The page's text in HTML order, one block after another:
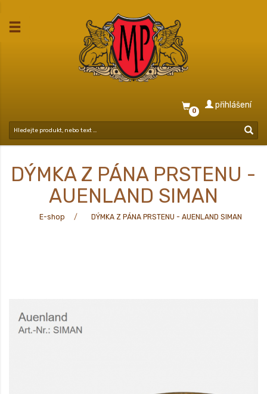
0
přihlášení
DÝMKA Z PÁNA PRSTENU -
AUENLAND SIMAN
E-shop DÝMKA Z PÁNA PRSTENU - AUENLAND SIMAN